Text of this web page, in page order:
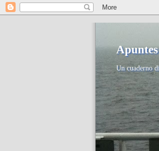
Un cuaderno